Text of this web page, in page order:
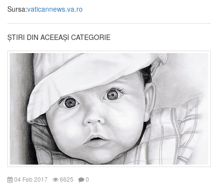
Sursa:vaticannews.va.ro
ȘTIRI DIN ACEEAȘI CATEGORIE
04 Feb 2017 6625 0